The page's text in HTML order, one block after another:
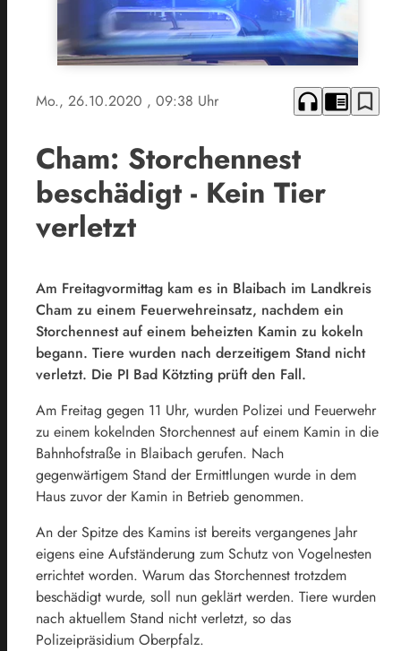
Mo., 26.10.2020 , 09:38 Uhr headphones chrome_reader_mode bookmark_border
Cham: Storchennest
beschädigt - Kein Tier
verletzt
Am Freitagvormittag kam es in Blaibach im Landkreis
Cham zu einem Feuerwehreinsatz, nachdem ein
Storchennest auf einem beheizten Kamin zu kokeln
begann. Tiere wurden nach derzeitigem Stand nicht
verletzt. Die PI Bad Kötzting prüft den Fall.
Am Freitag gegen 11 Uhr, wurden Polizei und Feuerwehr
zu einem kokelnden Storchennest auf einem Kamin in die
Bahnhofstraße in Blaibach gerufen. Nach
gegenwärtigem Stand der Ermittlungen wurde in dem
Haus zuvor der Kamin in Betrieb genommen.
An der Spitze des Kamins ist bereits vergangenes Jahr
eigens eine Aufständerung zum Schutz von Vogelnesten
errichtet worden. Warum das Storchennest trotzdem
beschädigt wurde, soll nun geklärt werden. Tiere wurden
nach aktuellem Stand nicht verletzt, so das
Polizeipräsidium Oberpfalz.